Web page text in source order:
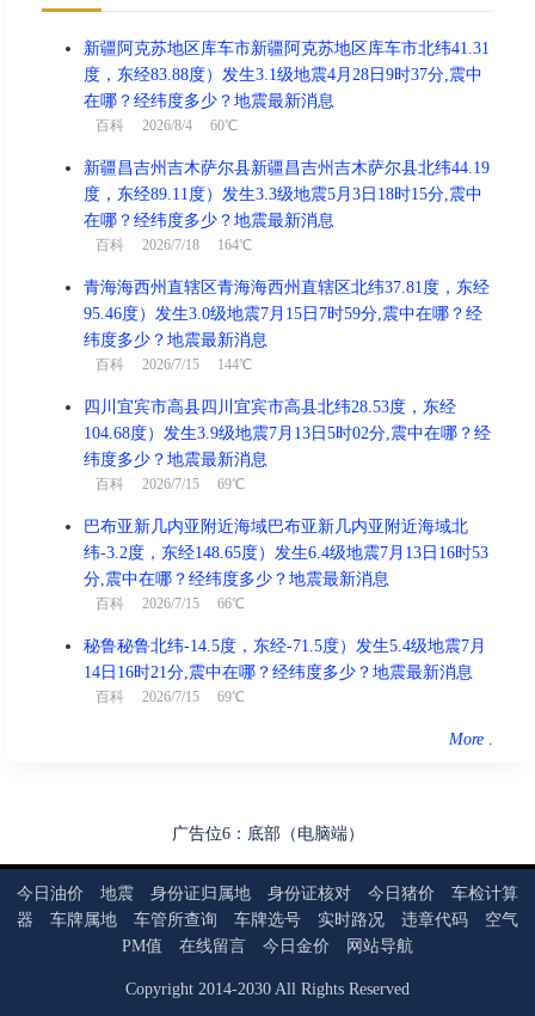
新疆阿克苏地区库车市新疆阿克苏地区库车市北纬41.31
度，东经83.88度）发生3.1级地震4月28日9时37分,震中
在哪？经纬度多少？地震最新消息
百科 2026/8/4 60℃
新疆昌吉州吉木萨尔县新疆昌吉州吉木萨尔县北纬44.19
度，东经89.11度）发生3.3级地震5月3日18时15分,震中
在哪？经纬度多少？地震最新消息
百科 2026/7/18 164℃
青海海西州直辖区青海海西州直辖区北纬37.81度，东经
95.46度）发生3.0级地震7月15日7时59分,震中在哪？经
纬度多少？地震最新消息
百科 2026/7/15 144℃
四川宜宾市高县四川宜宾市高县北纬28.53度，东经
104.68度）发生3.9级地震7月13日5时02分,震中在哪？经
纬度多少？地震最新消息
百科 2026/7/15 69℃
巴布亚新几内亚附近海域巴布亚新几内亚附近海域北
纬-3.2度，东经148.65度）发生6.4级地震7月13日16时53
分,震中在哪？经纬度多少？地震最新消息
百科 2026/7/15 66℃
秘鲁秘鲁北纬-14.5度，东经-71.5度）发生5.4级地震7月
14日16时21分,震中在哪？经纬度多少？地震最新消息
百科 2026/7/15 69℃
More .
广告位6：底部（电脑端）
今日油价 地震 身份证归属地 身份证核对 今日猪价
车检计算
器
车牌属地 车管所查询 车牌选号 实时路况 违章代码
空气
PM值
在线留言 今日金价 网站导航
Copyright 2014-2030 All Rights Reserved